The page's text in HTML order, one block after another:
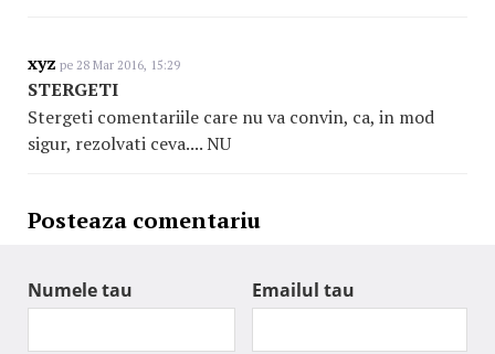
xyz pe 28 Mar 2016, 15:29
STERGETI
Stergeti comentariile care nu va convin, ca, in mod
sigur, rezolvati ceva.... NU
Posteaza comentariu
Numele tau Emailul tau